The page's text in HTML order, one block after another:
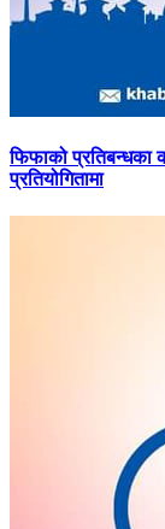
फिफाकोप्रतिबन्धका
प्रतियोगितामा